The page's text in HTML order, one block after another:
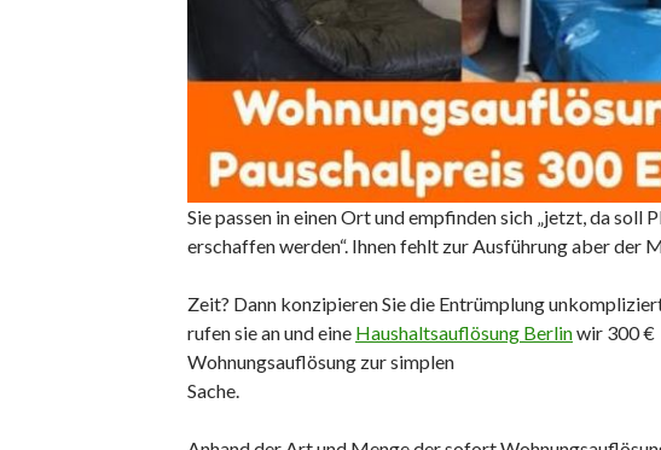
Sie passen in einen Ort und empfinden sich „jetzt, da soll
erschaffen werden“. Ihnen fehlt zur Ausführung aber der
Zeit? Dann konzipieren Sie die Entrümplung
rufen sie an und eine Haushaltsauflösung Berlinwir 300 €
Wohnungsauflösung zur simplen
Sache.